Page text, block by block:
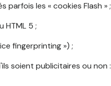
parfois les « cookies Flash » ;
HTML 5 ;
fingerprinting ») ;
soient publicitaires ou non :